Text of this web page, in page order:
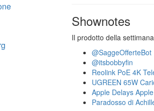
Shownotes
Il prodotto della
@SaggeOfferteBot
@itsbobbyfin
Reolink PoE 4K
UGREEN 65W
Apple Delays
Paradosso di